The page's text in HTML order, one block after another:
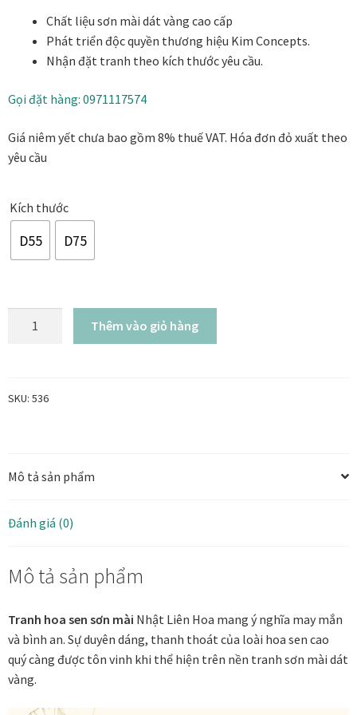
Danh Lam Collection
Điều Khoản Sử Dụng
Hoa Xuân – Tranh sơn mài hoa
Kim Mã – Tranh sơn mài dát vàng
Liên Hoa – Tranh hoa sen sơn mài
Saigon In Monochrome
Tranh ánh kim Collection
Tranh sơn mài Thư Pháp
Trống Đồng Collection
Viên Dung Collection
Wheels of Time
Tranh chim sếu nghệ thuật
6.800.000₫
đến
9.800.000₫
Chất liệu sơn mài dát vàng cao cấp
Phát triển độc quyền thương hiệu Kim Concepts.
Nhận đặt tranh theo kích thước yêu cầu.
Gọi đặt hàng: 0971117574
Giá niêm yết chưa bao gồm 8% thuế VAT. Hóa đơn đỏ xuất theo
yêu cầu
Kích thước
D55 D75
-
Mãn
lượng
Thêm vào giỏ hàng
SKU: 536
Mô tả sản phẩm
Đánh giá (0)
Mô tả sản phẩm
Tranh hoa sen sơn mài Nhật Liên Hoa mang ý nghĩa may mắn
và bình an. Sự duyên dáng, thanh thoát của loài hoa sen cao
quý càng được tôn vinh khi thể hiện trên nền tranh sơn mài dát
vàng.